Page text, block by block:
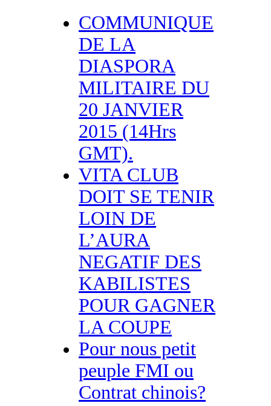
COMMUNIQUE
DE LA
DIASPORA
MILITAIRE DU
20 JANVIER
2015 (14Hrs
GMT).
VITA CLUB
DOIT SE TENIR
LOIN DE
L’AURA
NEGATIF DES
KABILISTES
POUR GAGNER
LA COUPE
Pour nous petit
peuple FMI ou
Contrat chinois?